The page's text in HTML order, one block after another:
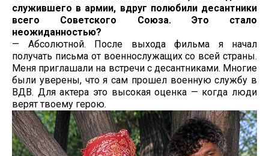
служившего в армии, вдруг полюбили десантники
всего Советского Союза. Это стало
неожиданностью?
— Абсолютной. После выхода фильма я начал
получать письма от военнослужащих со всей страны.
Меня приглашали на встречи с десантниками. Многие
были уверены, что я сам прошел военную службу в
ВДВ. Для актера это высокая оценка — когда люди
верят твоему герою.